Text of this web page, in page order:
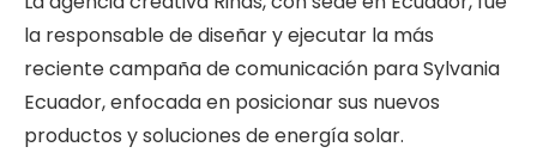
la responsable de diseñar y ejecutar la más
reciente campaña de comunicación para Sylvania
Ecuador, enfocada en posicionar sus nuevos
productos y soluciones de energía solar.